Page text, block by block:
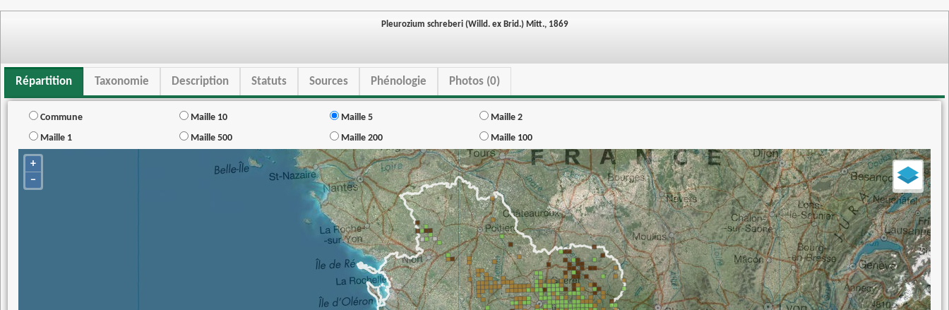
Pleurozium schreberi (Willd. ex Brid.) Mitt., 1869
Répartition Taxonomie Description Statuts Sources Phénologie Photos (0)
Commune Maille 10 Maille 5
Maille 2
Maille 1
Maille 500 Maille 200 Maille 100
+
−